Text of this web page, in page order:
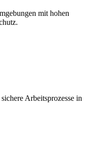
mit hohen
Arbeitsprozesse in